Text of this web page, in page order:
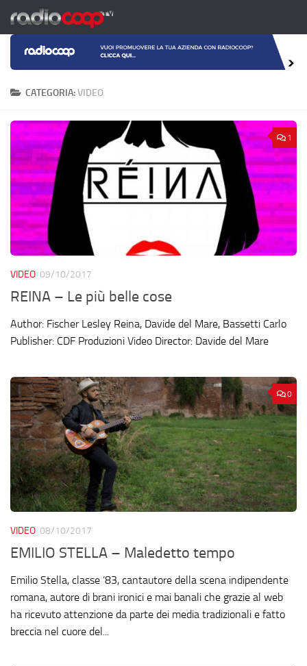
Salta al contenuto
CATEGORIA:VIDEO
1
VIDEO 09/10/2017
REINA – Le più belle cose
Author: Fischer Lesley Reina, Davide del Mare, Bassetti Carlo
Publisher: CDF Produzioni Video Director: Davide del Mare
0
VIDEO 08/10/2017
EMILIO STELLA – Maledetto tempo
Emilio Stella, classe ’83, cantautore della scena indipendente
romana, autore di brani ironici e mai banali che grazie al web
ha ricevuto attenzione da parte dei media tradizionali e fatto
breccia nel cuore del...